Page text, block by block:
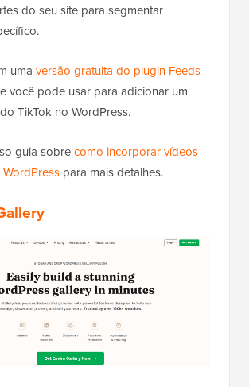
do seu site para segmentar
uma versão gratuita do plugin Feeds
você pode usar para adicionar um
TikTok no WordPress.
guia sobrecomo incorporar vídeos
para mais detalhes.